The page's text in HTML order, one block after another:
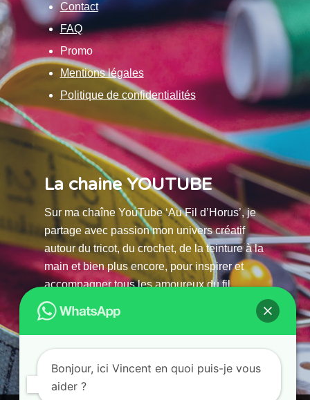
Contact
FAQ
Promo
Mentions légales
Politique de confidentialités
La chaine YOUTUBE
Sur ma chaîne YouTube ‘Au Fil d’Horus’, je
partage avec passion mon univers créatif
autour du tricot, du crochet, de la teinture à la
main et bien plus encore, pour inspirer et
accompagner tous les amoureux du fil.
Bonjour, ici Vincent en quoi puis-je vous
aider ?